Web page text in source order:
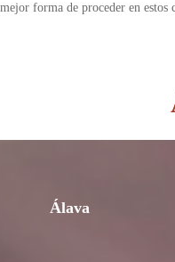
forma de proceder en estos
Álava